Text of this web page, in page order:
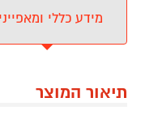
מידע כללי
תיאור המוצר